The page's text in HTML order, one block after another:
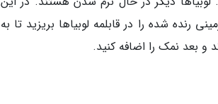
شده را در قابلمه لوبیاها بریزید تا به
و بعد نمک را اضافه کنید.